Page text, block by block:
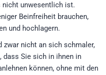
unwesentlich ist.
Beinfreiheit brauchen,
und hochlagern.
zwar nicht an sich schmaler,
dass Sie sich in ihnen in
können, ohne mit den